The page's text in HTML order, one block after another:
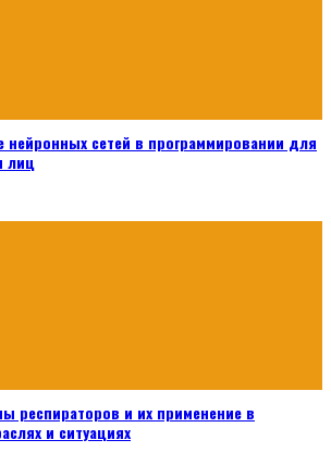
нейронных сетей в программировании для
лиц
респираторов и их применение в
и ситуациях